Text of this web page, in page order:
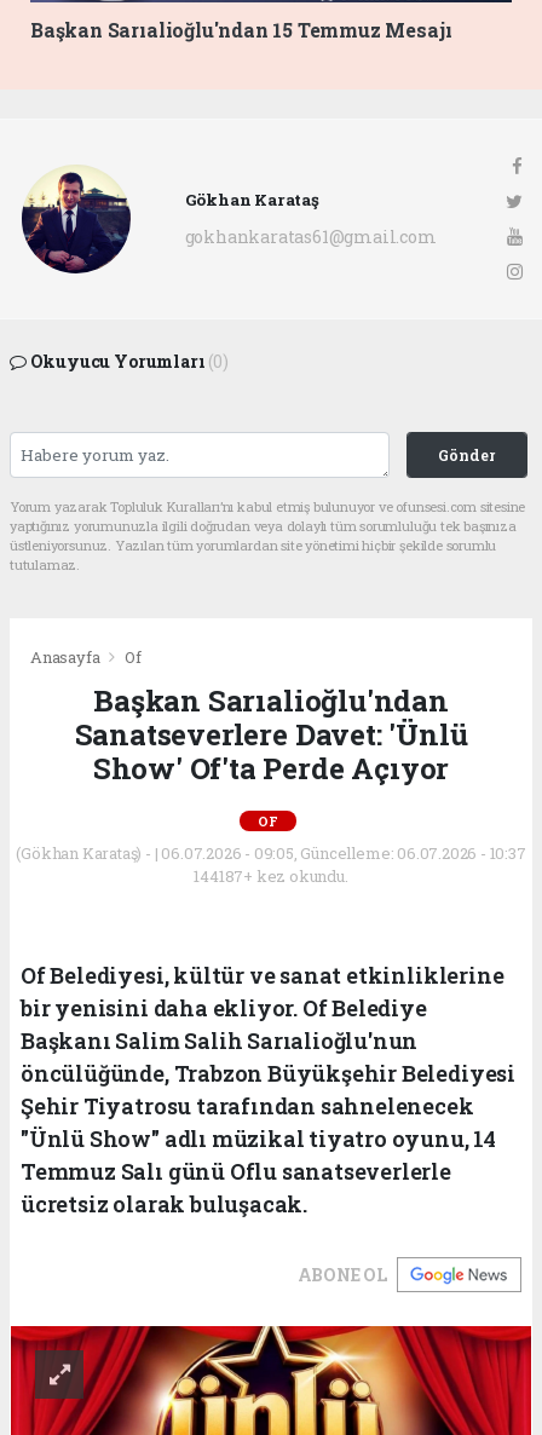
Başkan Sarıalioğlu'ndan 15 Temmuz Mesajı
Gökhan Karataş
gokhankaratas61@gmail.com
Okuyucu Yorumları (0)
Gönder
Yorum yazarak Topluluk Kuralları’nı kabul etmiş bulunuyor ve ofunsesi.com sitesine
yaptığınız yorumunuzla ilgili doğrudan veya dolaylı tüm sorumluluğu tek başınıza
üstleniyorsunuz. Yazılan tüm yorumlardan site yönetimi hiçbir şekilde sorumlu
tutulamaz.
Anasayfa Of
Başkan Sarıalioğlu'ndan
Sanatseverlere Davet: 'Ünlü
Show' Of'ta Perde Açıyor
OF
(Gökhan Karataş) - | 06.07.2026 - 09:05, Güncelleme: 06.07.2026 - 10:37
144187+ kez okundu.
Of Belediyesi, kültür ve sanat etkinliklerine
bir yenisini daha ekliyor. Of Belediye
Başkanı Salim Salih Sarıalioğlu'nun
öncülüğünde, Trabzon Büyükşehir Belediyesi
Şehir Tiyatrosu tarafından sahnelenecek
"Ünlü Show" adlı müzikal tiyatro oyunu, 14
Temmuz Salı günü Oflu sanatseverlerle
ücretsiz olarak buluşacak.
ABONE OL